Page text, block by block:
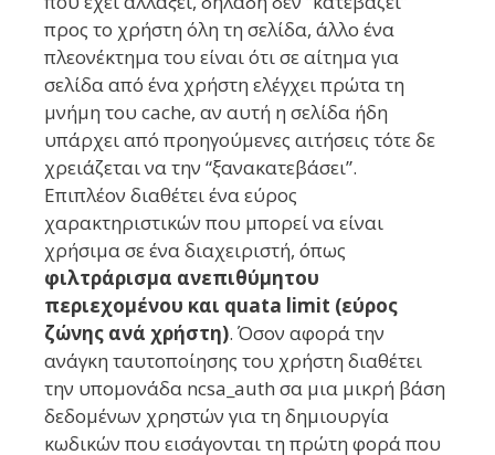
προς το χρήστη όλη τη σελίδα, άλλο ένα
πλεονέκτημα του είναι ότι σε αίτημα για
σελίδα από ένα χρήστη ελέγχει πρώτα τη
μνήμη του cache, αν αυτή η σελίδα ήδη
υπάρχει από προηγούμενες αιτήσεις τότε δε
χρειάζεται να την “ξανακατεβάσει”.
Επιπλέον διαθέτει ένα εύρος
χαρακτηριστικών που μπορεί να είναι
χρήσιμα σε ένα διαχειριστή, όπως
φιλτράρισμα ανεπιθύμητου
περιεχομένου και quata limit (εύρος
ζώνης ανά χρήστη). Όσον αφορά την
ανάγκη ταυτοποίησης του χρήστη διαθέτει
την υπομονάδα ncsa_auth σα μια μικρή βάση
δεδομένων χρηστών για τη δημιουργία
κωδικών που εισάγονται τη πρώτη φορά που